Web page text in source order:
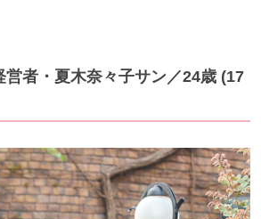
営者・夏木奈々子サン／24歳 (17